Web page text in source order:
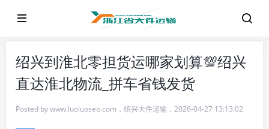
绍兴到淮北零担货运哪家划算💯绍兴
直达淮北物流_拼车省钱发货
Posted bywww.luoluoseo.com ， 绍兴大件运输 ， 2026-04-27 13:13:02